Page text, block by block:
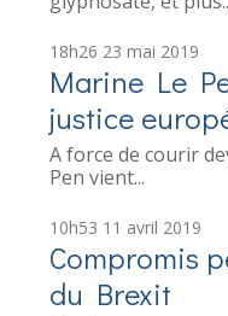
18h26 23 mai 2019
Marine Le
justice
A force de courir
Pen vient...
10h53 11 avril 2019
Compromis
du Brexit